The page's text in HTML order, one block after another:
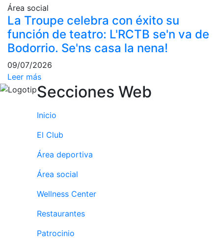
Normativa
Otros deportes
Área social
Activitats
Socials
Salidas
Conferencias
Inspirational
Talks
Calendario de
Actividades
Sociales
mesa
Peñas del Club
Área social
La Troupe celebra con éxito su
función de teatro: L'RCTB se'n va de
Bodorrio. Se'ns casa la nena!
09/07/2026
Leer más
Secciones Web
Inicio
El Club
Área deportiva
Área social
Wellness Center
Restaurantes
Patrocinio